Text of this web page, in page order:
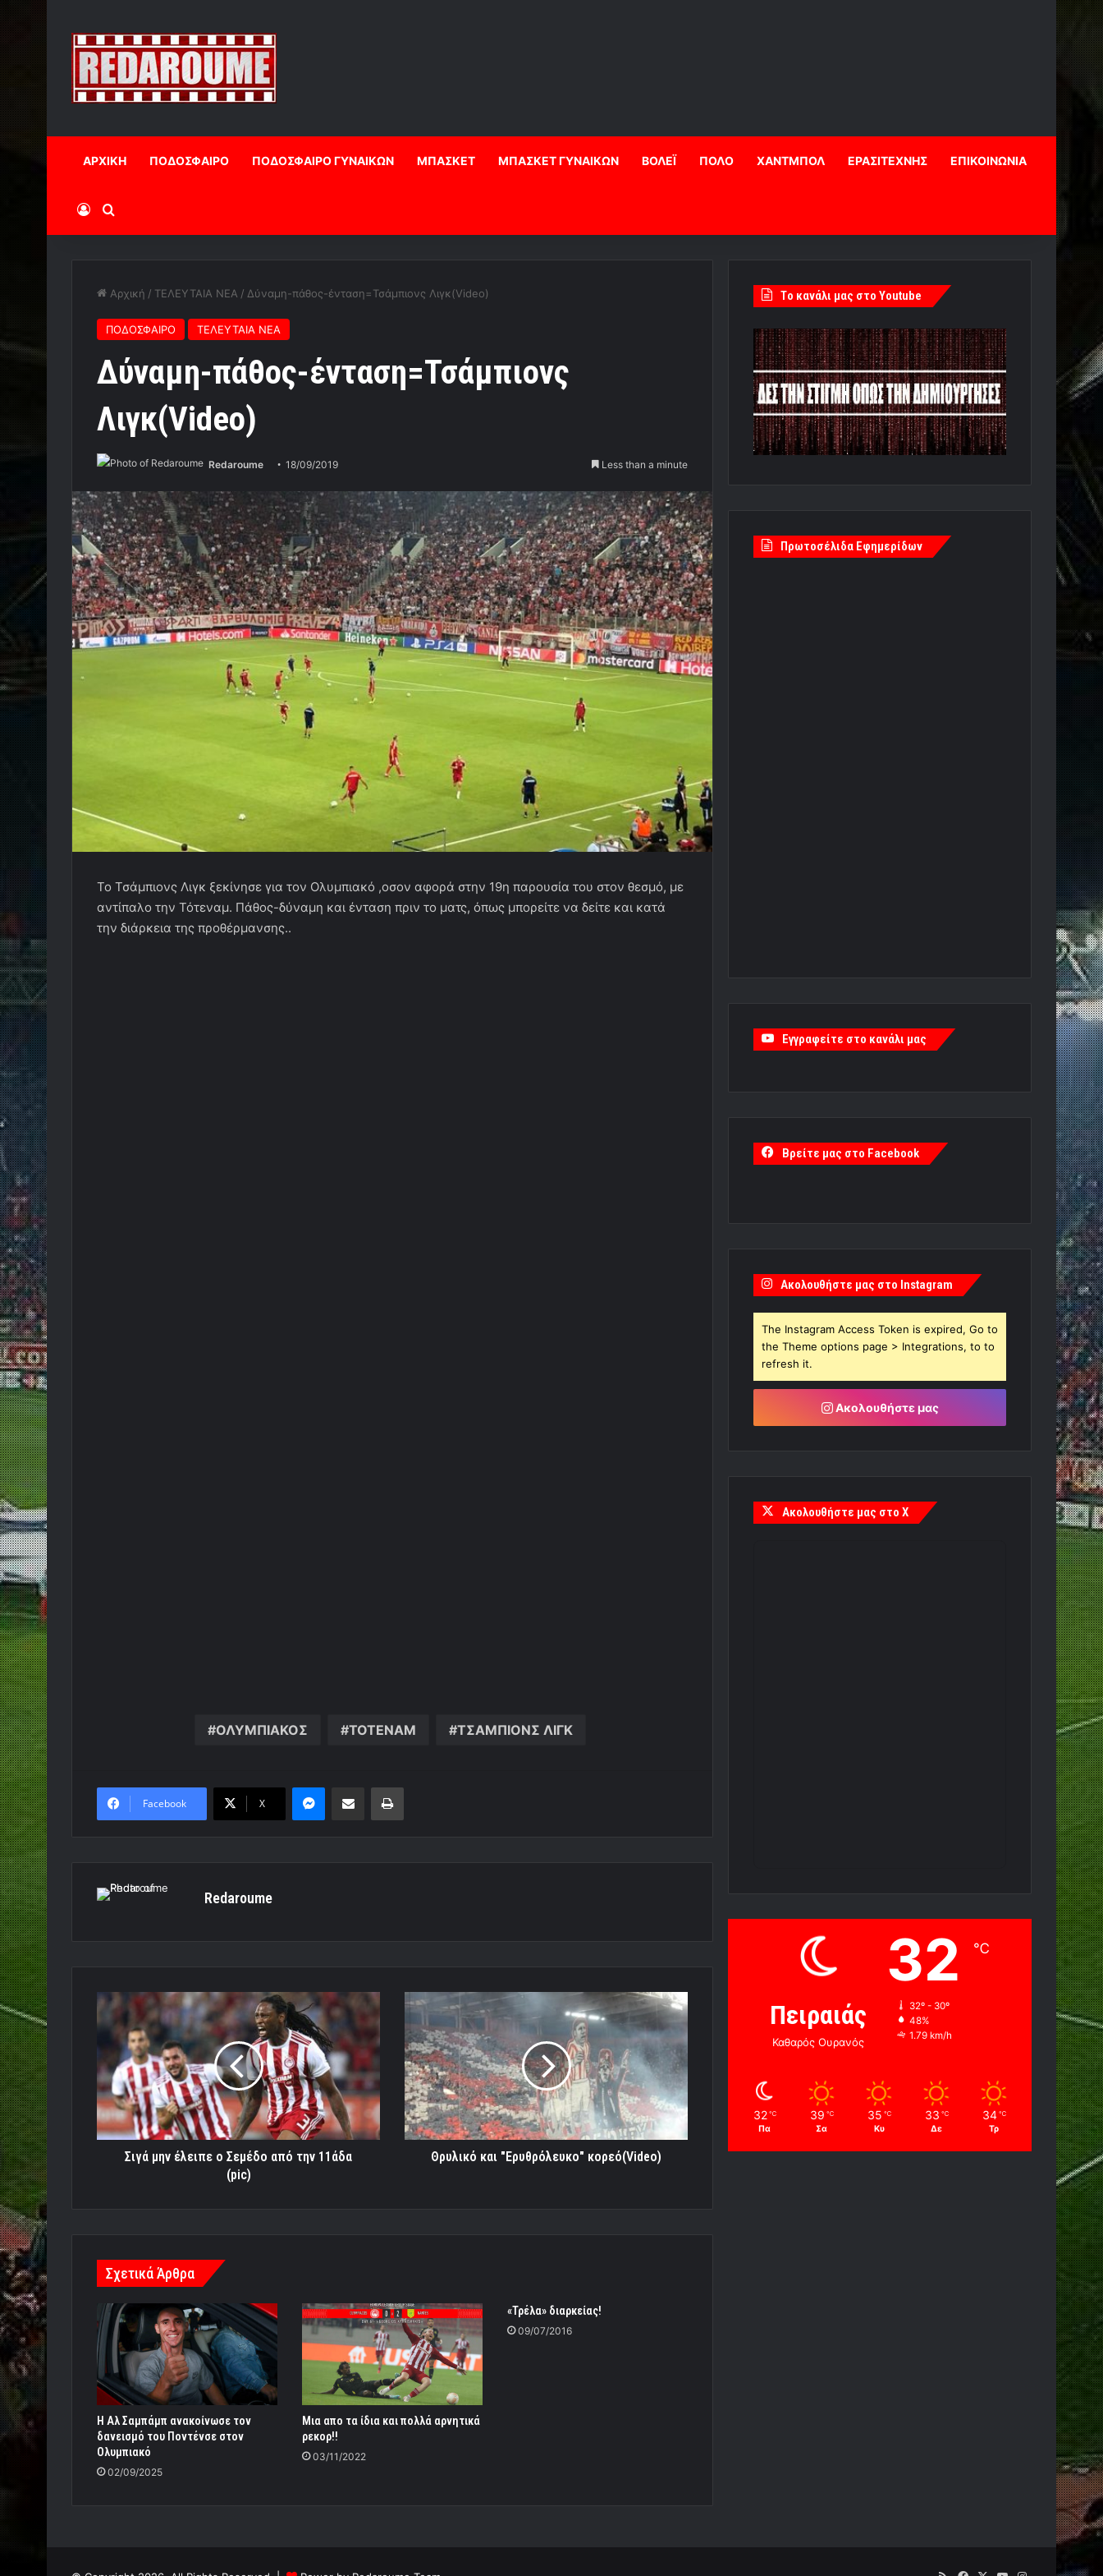
ΑΡΧΙΚΗ ΠΟΔΟΣΦΑΙΡΟ ΠΟΔΟΣΦΑΙΡΟ ΓΥΝΑΙΚΩΝ ΜΠΑΣΚΕΤ ΜΠΑΣΚΕΤ ΓΥΝΑΙΚΩΝ ΒΟΛΕΪ ΠΟΛΟ ΧΑΝΤΜΠΟΛ ΕΡΑΣΙΤΕΧΝΗΣ ΕΠΙΚΟΙΝΩΝΙΑ
Log InΑναζήτηση
Αρχική / ΤΕΛΕΥΤΑΙΑ ΝΕΑ / Δύναμη-πάθος-ένταση=Τσάμπιονς Λιγκ(Video)
ΠΟΔΟΣΦΑΙΡΟ ΤΕΛΕΥΤΑΙΑ ΝΕΑ
Δύναμη-πάθος-ένταση=Τσάμπιονς
Λιγκ(Video)
Redaroume 18/09/2019 Less than a minute
Το Τσάμπιονς Λιγκ ξεκίνησε για τον Ολυμπιακό ,οσον αφορά στην 19η παρουσία του στον θεσμό, με
αντίπαλο την Τότεναμ. Πάθος-δύναμη και ένταση πριν το ματς, όπως μπορείτε να δείτε και κατά
την διάρκεια της προθέρμανσης..
ΟΛΥΜΠΙΑΚΟΣ ΤΟΤΕΝΑΜ ΤΣΑΜΠΙΟΝΣ ΛΙΓΚ
Facebook X
MessengerΚοινοποίηση μέσω ηλεκτρονικού ταχυδρομείουΕκτύπωση
Redaroume
Σιγά
έλειπε
Σεμέδο
από
την
11άδα
(pic)
Σιγά μην έλειπε ο Σεμέδο από την 11άδα
(pic)
Θρυλικό
"Ερυθρόλευκο"
κορεό(Video)
Θρυλικό και "Ερυθρόλευκο" κορεό(Video)
Σχετικά Άρθρα
Η Αλ Σαμπάμπ ανακοίνωσε τον
δανεισμό του Ποντένσε στον
Ολυμπιακό
02/09/2025
Μια απο τα ίδια και πολλά αρνητικά
ρεκορ!!
03/11/2022
«Τρέλα» διαρκείας!
09/07/2016
Tο κανάλι μας στο Youtube
Πρωτοσέλιδα Εφημερίδων
Εγγραφείτε στο κανάλι μας
Βρείτε μας στο Facebook
Ακολουθήστε μας στο Instagram
The Instagram Access Token is expired, Go to
the Theme options page > Integrations, to to
refresh it.
Ακολουθήστε μας
Ακολουθήστε μας στο X
Πειραιάς
Καθαρός Ουρανός
32 ℃
32º - 30º
48%
1.79 km/h
32 ℃
Πα
39 ℃
Σα
35 ℃
Κυ
33 ℃
Δε
34 ℃
Τρ